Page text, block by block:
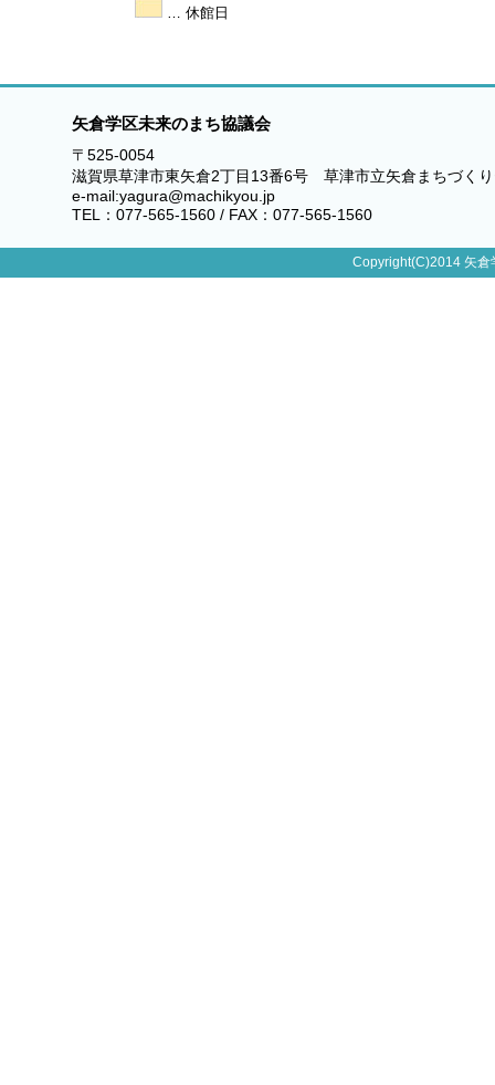
… 休館日
矢倉学区未来のまち協議会
〒525-0054
滋賀県草津市東矢倉2丁目13番6号 草津市立矢倉まちづく
e-mail:yagura@machikyou.jp
TEL：077-565-1560 / FAX：077-565-1560
Copyright(C)2014 矢倉